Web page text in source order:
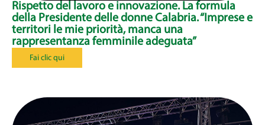
Rispetto del lavoro e innovazione. La formula
della Presidente delle donne Calabria. “Imprese e
territori le mie priorità, manca una
rappresentanza femminile adeguata”
Fai clic qui